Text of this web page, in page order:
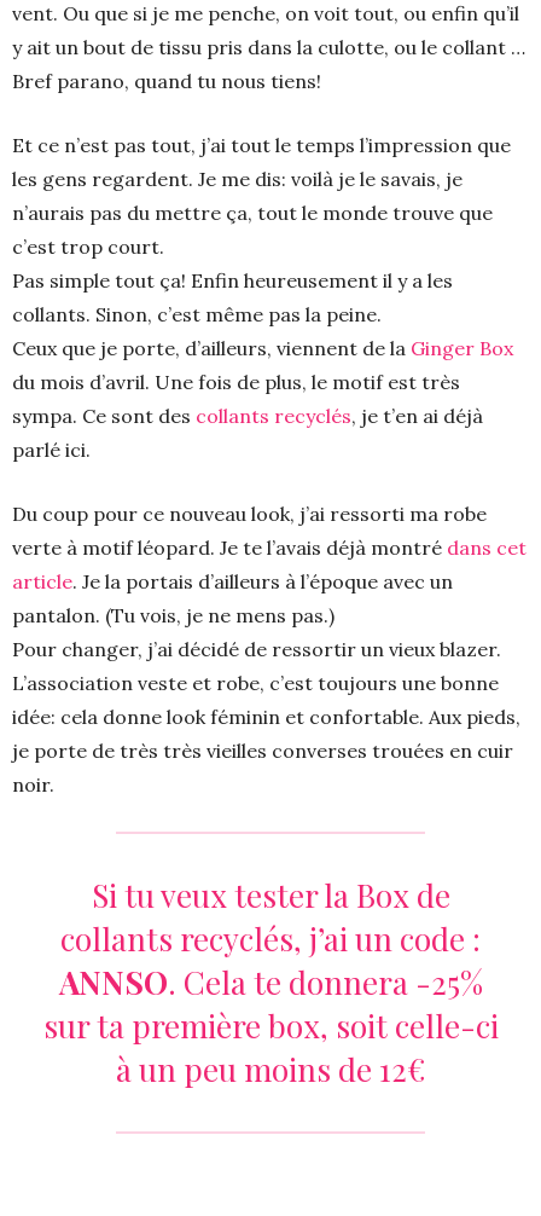
vent. Ou que si je me penche, on voit tout, ou enfin qu’il
y ait un bout de tissu pris dans la culotte, ou le collant …
Bref parano, quand tu nous tiens!
Et ce n’est pas tout, j’ai tout le temps l’impression que
les gens regardent. Je me dis: voilà je le savais, je
n’aurais pas du mettre ça, tout le monde trouve que
c’est trop court.
Pas simple tout ça! Enfin heureusement il y a les
collants. Sinon, c’est même pas la peine.
Ceux que je porte, d’ailleurs, viennent de la Ginger Box
du mois d’avril. Une fois de plus, le motif est très
sympa. Ce sont des collants recyclés, je t’en ai déjà
parlé ici.
Du coup pour ce nouveau look, j’ai ressorti ma robe
verte à motif léopard. Je te l’avais déjà montré dans cet
article. Je la portais d’ailleurs à l’époque avec un
pantalon. (Tu vois, je ne mens pas.)
Pour changer, j’ai décidé de ressortir un vieux blazer.
L’association veste et robe, c’est toujours une bonne
idée: cela donne look féminin et confortable. Aux pieds,
je porte de très très vieilles converses trouées en cuir
noir.
Si tu veux tester la Box de
collants recyclés, j’ai un code :
ANNSO. Cela te donnera -25%
sur ta première box, soit celle-ci
à un peu moins de 12€